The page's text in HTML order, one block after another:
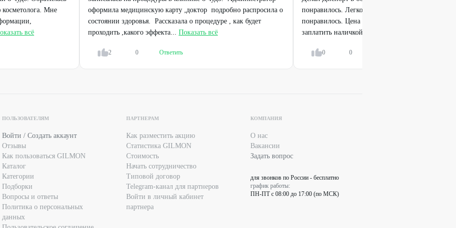
проведения процедуры услуга будет оцениваться по
в сопровождении родителей, наличие паспорта и
в налоговой инспекции, сохранив чек и договор с клиникой.
осмотра врача дерматолога-косметолога в
может быть отказано.
пришел на нее, не предупредив за 24 ч. до визита, клиника
последующих процедурах, вернув деньги за не оказанные
должен быть доступен для подтверждения записи. В случае
оставляет за собой право отменить запись.
врачи-дерматологи, аккредитованные Министерством
косметолога. Мне
всё
оформила медицинскую карту ,доктор подробно распросила о
состоянии здоровья. Рассказала о процедуре , как будет
проходить ,какого эффекта... Показать всё
2 0 Ответить
понравилось. Легко записался, в этот же день
понравилось. Цена соответствовала купону.
заплатить наличкой....
0 0
ПОЛЬЗОВАТЕЛЯМ
Войти / Создать аккаунт
Отзывы
Как пользоваться GILMON
Каталог
Категории
Подборки
Вопросы и ответы
Политика о персональных
данных
ПАРТНЕРАМ
Как разместить акцию
Статистика GILMON
Стоимость
Начать сотрудничество
Типовой договор
Telegram-канал для партнеров
Войти в личный кабинет
партнера
КОМПАНИЯ
О нас
Вакансии
Задать вопрос
для звонков по России - бесплатно
график работы:
ПН-ПТ с 08:00 до 17:00 (по МСК)